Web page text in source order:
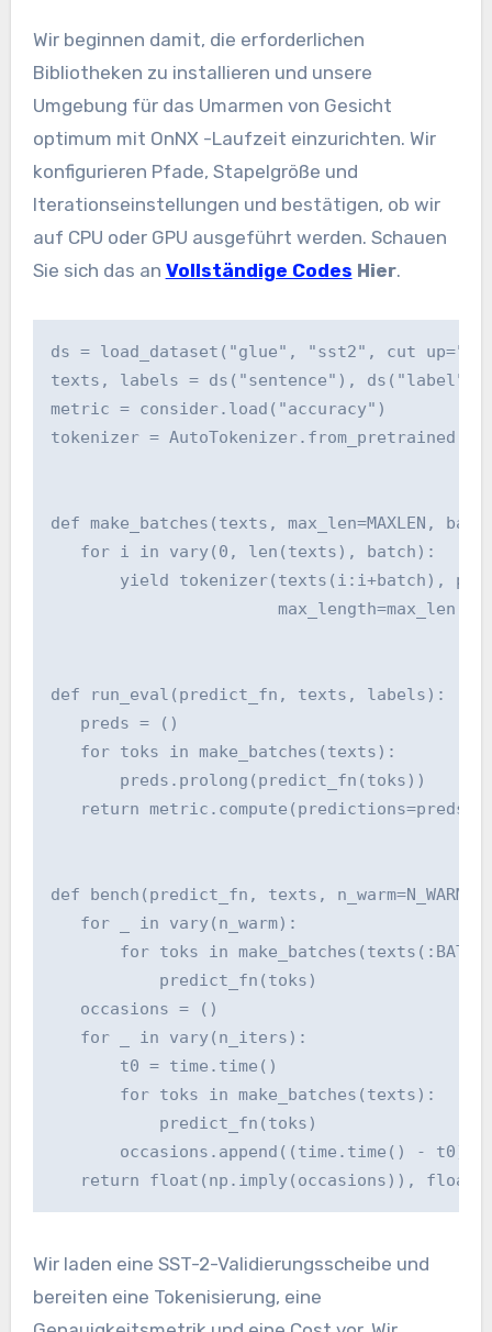
Wir beginnen damit, die erforderlichen
Bibliotheken zu installieren und unsere
Umgebung für das Umarmen von Gesicht
optimum mit OnNX -Laufzeit einzurichten. Wir
konfigurieren Pfade, Stapelgröße und
Iterationseinstellungen und bestätigen, ob wir
auf CPU oder GPU ausgeführt werden. Schauen
Sie sich das an Vollständige Codes Hier.
ds = load_dataset("glue", "sst2", cut
texts, labels = ds("sentence"), ds("label")
metric = consider.load("accuracy")
tokenizer =
def make_batches(texts, max_len=MAXLEN,
   for i in vary(0, len(texts), batch):
yield tokenizer(texts(i:i+batch),
max_length=max_len,
def run_eval(predict_fn, texts, labels):
   preds = ()
   for toks in make_batches(texts):
       preds.prolong(predict_fn(toks))
return metric.compute(predictions=preds,
def bench(predict_fn, texts, n_warm=N_WARM,
   for _ in vary(n_warm):
for toks in
           predict_fn(toks)
   occasions = ()
   for _ in vary(n_iters):
       t0 = time.time()
       for toks in make_batches(texts):
           predict_fn(toks)
occasions.append((time.time() - t0) *
return float(np.imply(occasions)),
Wir laden eine SST-2-Validierungsscheibe und
bereiten eine Tokenisierung, eine